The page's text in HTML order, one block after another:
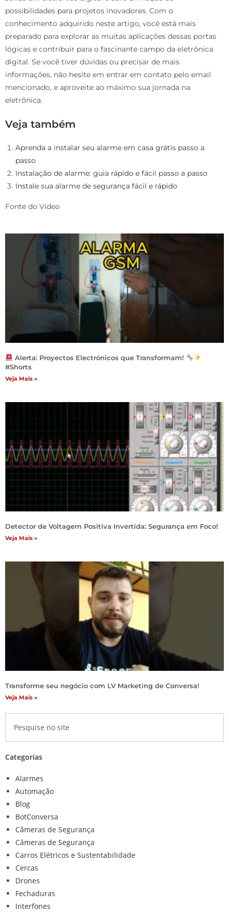
possibilidades para projetos inovadores. Com o
conhecimento adquirido neste artigo, você está mais
preparado para explorar as muitas aplicações dessas portas
lógicas e contribuir para o fascinante campo da eletrônica
digital. Se você tiver dúvidas ou precisar de mais
informações, não hesite em entrar em contato pelo email
mencionado, e aproveite ao máximo sua jornada na
eletrônica.
Veja também
Aprenda a instalar seu alarme em casa grátis passo a
passo
Instalação de alarme: guia rápido e fácil passo a passo
Instale sua alarme de segurança fácil e rápido
Fonte do Vídeo
Alerta: Proyectos Electrónicos que Transformam!
#Shorts
Veja Mais »
Detector de Voltagem Positiva Invertida: Segurança em Foco!
Veja Mais »
Transforme seu negócio com LV Marketing de Conversa!
Veja Mais »
Categorias
Alarmes
Automação
Blog
BotConversa
Câmeras de Segurança
Câmeras de Segurança
Carros Elétricos e Sustentabilidade
Cercas
Drones
Fechaduras
Interfones